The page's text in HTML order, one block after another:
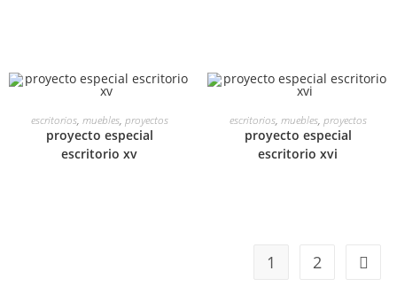
LEER MÁS
escritorios, muebles, proyectos
proyecto especial
escritorio xv
LEER MÁS
escritorios, muebles, proyectos
proyecto especial
escritorio xvi
1 2